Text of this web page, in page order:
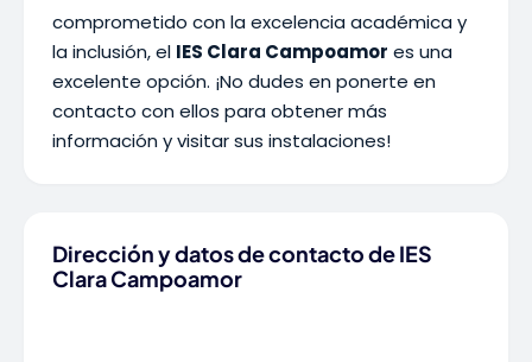
comprometido con la excelencia académica y
la inclusión, el IES Clara Campoamor es una
excelente opción. ¡No dudes en ponerte en
contacto con ellos para obtener más
información y visitar sus instalaciones!
Dirección y datos de contacto de IES
Clara Campoamor